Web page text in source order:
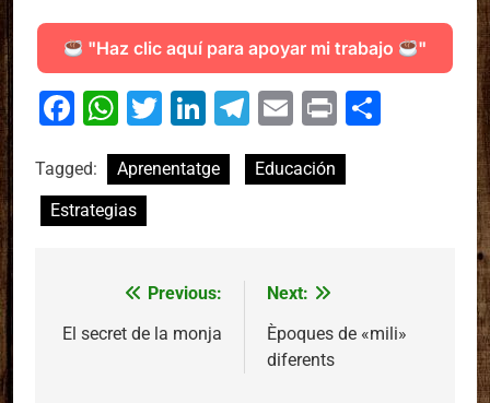
"Haz clic aquí para apoyar mi trabajo "
Facebook
WhatsApp
Twitter
LinkedIn
Telegram
Email
Print
Tagged: Aprenentatge
Educación
Estrategias
Navegació
d'entrades
Previous:
El secret de la monja
Next:
Èpoques de «mili»
diferents